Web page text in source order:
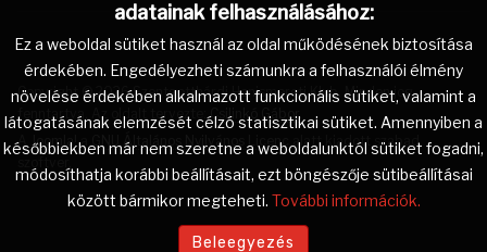
adatainak felhasználásához:
Ez a weboldal sütiket használ az oldal működésének biztosítása
érdekében. Engedélyezheti számunkra a felhasználói élmény
növelése érdekében alkalmazott funkcionális sütiket, valamint a
látogatásának elemzését célzó statisztikai sütiket. Amennyiben a
későbbiekben már nem szeretne a weboldalunktól sütiket fogadni,
módosíthatja korábbi beállításait, ezt böngészője sütibeállításai
között bármikor megteheti. További információk.
Beleegyezés
Copyright © 2026 Szentgotthárdi Honismereti Klub. Minden jog
fenntartva. Az oldalt tervezte:Csilinkó Gábor.
A
Joomla! a GNU Általános Nyilvános Licenc
alatt kiadott szabad